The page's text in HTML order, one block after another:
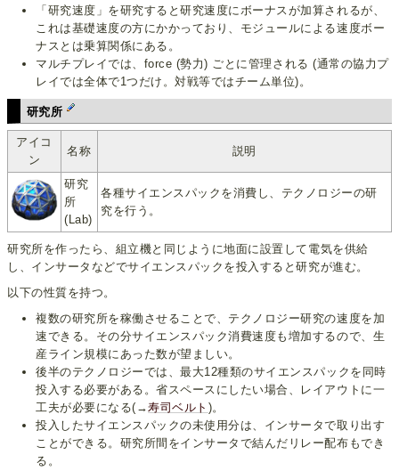
「研究速度」を研究すると研究速度にボーナスが加算されるが、
これは基礎速度の方にかかっており、モジュールによる速度ボー
ナスとは乗算関係にある。
マルチプレイでは、force (勢力) ごとに管理される (通常の協力プ
レイでは全体で1つだけ。対戦等ではチーム単位)。
研究所
アイコ
ン
名称 説明
研究
所
(Lab)
各種サイエンスパックを消費し、テクノロジーの研
究を行う。
研究所を作ったら、組立機と同じように地面に設置して電気を供給
し、インサータなどでサイエンスパックを投入すると研究が進む。
以下の性質を持つ。
複数の研究所を稼働させることで、テクノロジー研究の速度を加
速できる。その分サイエンスパック消費速度も増加するので、生
産ライン規模にあった数が望ましい。
後半のテクノロジーでは、最大12種類のサイエンスパックを同時
投入する必要がある。省スペースにしたい場合、レイアウトに一
工夫が必要になる(→寿司ベルト )。
投入したサイエンスパックの未使用分は、インサータで取り出す
ことができる。研究所間をインサータで結んだリレー配布もでき
る。